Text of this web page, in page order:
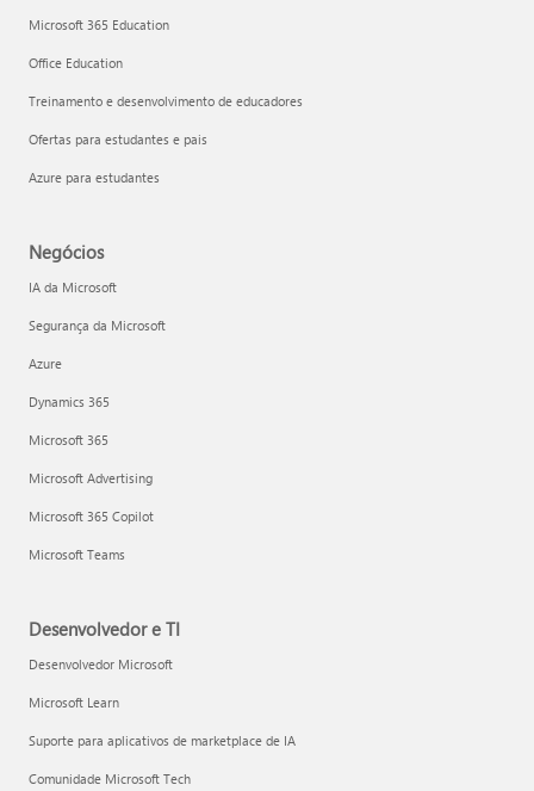
Microsoft 365 Education
Office Education
Treinamento e desenvolvimento de educadores
Ofertas para estudantes e pais
Azure para estudantes
Negócios
IA da Microsoft
Segurança da Microsoft
Azure
Dynamics 365
Microsoft 365
Microsoft Advertising
Microsoft 365 Copilot
Microsoft Teams
Desenvolvedor e TI
Desenvolvedor Microsoft
Microsoft Learn
Suporte para aplicativos de marketplace de IA
Comunidade Microsoft Tech